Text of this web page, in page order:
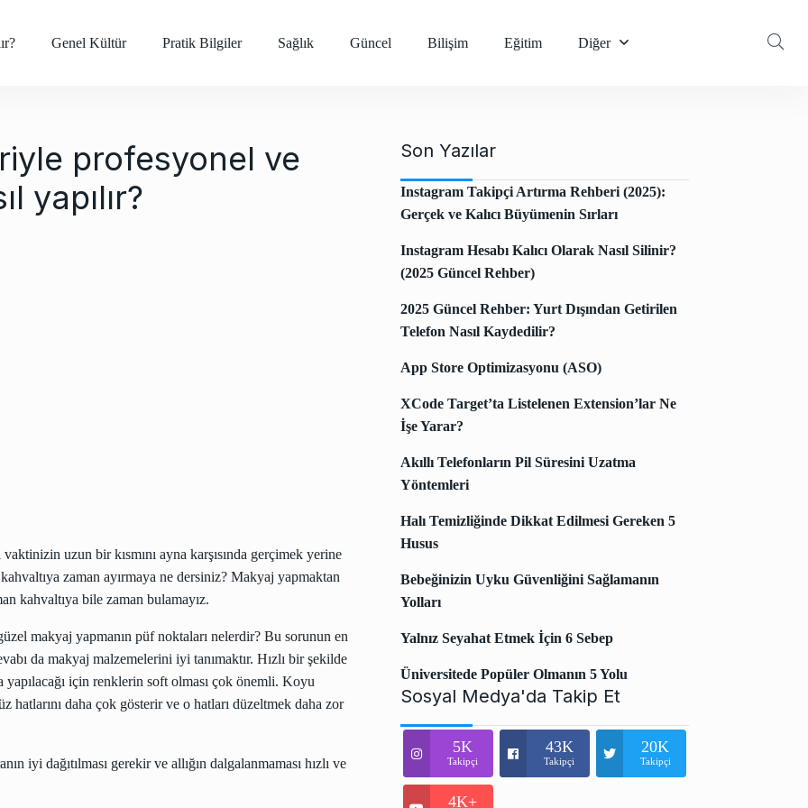
Genel Kültür Pratik Bilgiler Sağlık Güncel Bilişim Eğitim Diğer
profesyonel ve
yapılır?
vaktinizin uzun bir kısmını ayna karşısında gerçimek yerine
zaman ayırmaya ne dersiniz? Makyaj yapmaktan
kahvaltıya bile zaman bulamayız.
makyaj yapmanın püf noktaları nelerdir? Bu sorunun en
da makyaj malzemelerini iyi tanımaktır. Hızlı bir şekilde
yapılacağı için renklerin soft olması çok önemli. Koyu
hatlarını daha çok gösterir ve o hatları düzeltmek daha zor
iyi dağıtılması gerekir ve allığın dalgalanmaması hızlı ve
Son Yazılar
Instagram Takipçi Artırma Rehberi (2025):
Gerçek ve Kalıcı Büyümenin Sırları
Instagram Hesabı Kalıcı Olarak Nasıl Silinir?
(2025 Güncel Rehber)
2025 Güncel Rehber: Yurt Dışından Getirilen
Telefon Nasıl Kaydedilir?
App Store Optimizasyonu (ASO)
XCode Target’ta Listelenen Extension’lar Ne
İşe Yarar?
Akıllı Telefonların Pil Süresini Uzatma
Yöntemleri
Halı Temizliğinde Dikkat Edilmesi Gereken 5
Husus
Bebeğinizin Uyku Güvenliğini Sağlamanın
Yolları
Yalnız Seyahat Etmek İçin 6 Sebep
Üniversitede Popüler Olmanın 5 Yolu
Sosyal Medya'da Takip Et
5K
Takipçi
43K
Takipçi
20K
Takipçi
4K+